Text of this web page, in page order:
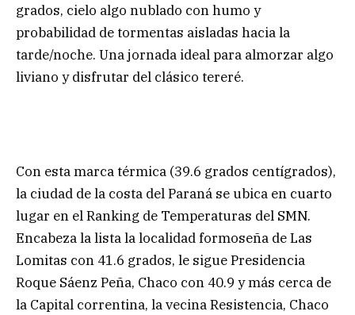
grados, cielo algo nublado con humo y
probabilidad de tormentas aisladas hacia la
tarde/noche. Una jornada ideal para almorzar algo
liviano y disfrutar del clásico tereré.
Con esta marca térmica (39.6 grados centígrados),
la ciudad de la costa del Paraná se ubica en cuarto
lugar en el Ranking de Temperaturas del SMN.
Encabeza la lista la localidad formoseña de Las
Lomitas con 41.6 grados, le sigue Presidencia
Roque Sáenz Peña, Chaco con 40.9 y más cerca de
la Capital correntina, la vecina Resistencia, Chaco